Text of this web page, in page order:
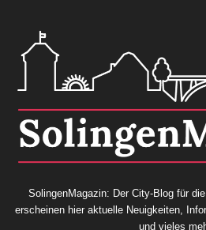
SolingenMagazin: Der City-Blog für
erscheinen hier aktuelle Neuigkeiten,
und vieles